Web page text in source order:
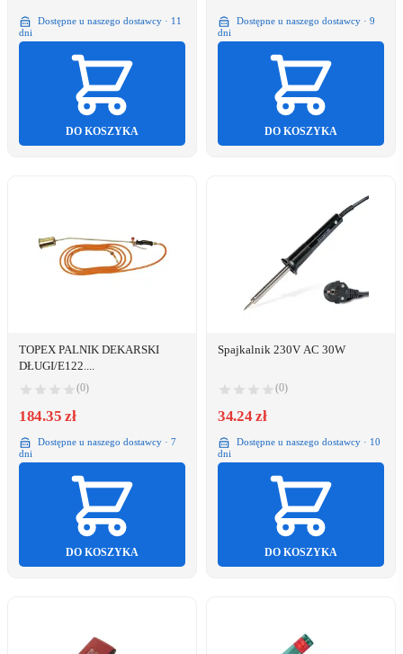
Dostępne u naszego dostawcy · 11
dni
DO KOSZYKA
Dostępne u naszego dostawcy · 9
dni
DO KOSZYKA
TOPEX PALNIK DEKARSKI
DŁUGI/E122....
(0)
184.35 zł
Dostępne u naszego dostawcy · 7
dni
DO KOSZYKA
Spajkalnik 230V AC 30W
(0)
34.24 zł
Dostępne u naszego dostawcy · 10
dni
DO KOSZYKA